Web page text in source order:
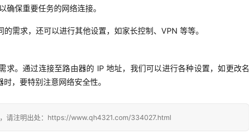
确保重要任务的网络连接。
需求，还可以进行其他设置，如家长控制、VPN 等等。
求。通过连接至路由器的 IP 地址，我们可以进行各种设置，如更改名
，要特别注意网络安全性。
请注明出处：https://www.qh4321.com/334027.html